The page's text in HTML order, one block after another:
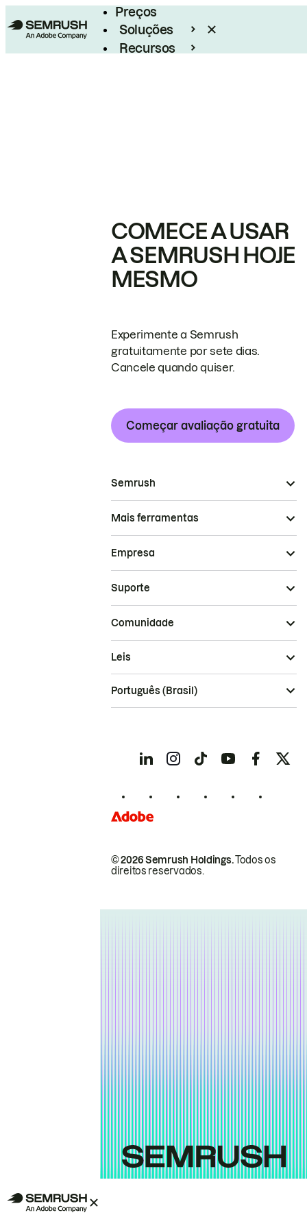
Preços
Soluções
Recursos
COMECE A USAR
A SEMRUSH HOJE
MESMO
Experimente a Semrush
gratuitamente por sete dias.
Cancele quando quiser.
Começar avaliação gratuita
Semrush
Mais ferramentas
Empresa
Suporte
Comunidade
© 2026 Semrush Holdings.Todos os
direitos reservados.
Leis
Português (Brasil)